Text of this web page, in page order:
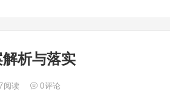
析与落实
阅读 0评论